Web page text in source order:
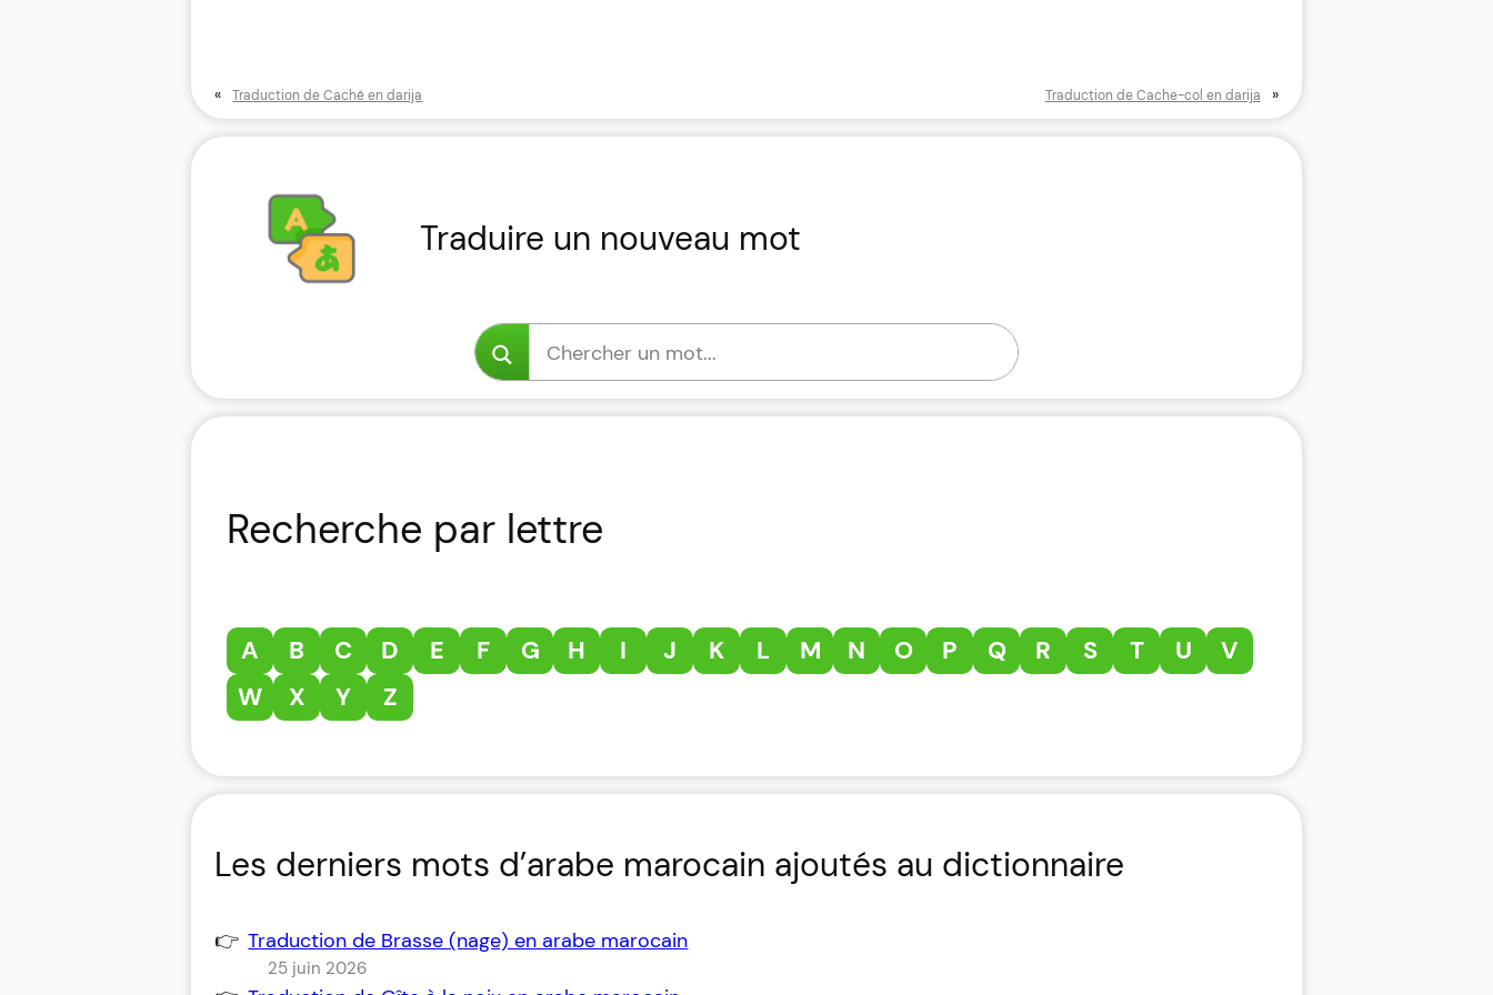
« Traduction de Caché en darija Traduction de Cache-col en darija »
Traduire un nouveau mot
Recherche par lettre
A B C D E F G H I J K L M N O P Q R S T U
V
W
X Y Z
Les derniers mots d’arabe marocain ajoutés au dictionnaire
Traduction de Brasse (nage) en arabe marocain
25 juin 2026